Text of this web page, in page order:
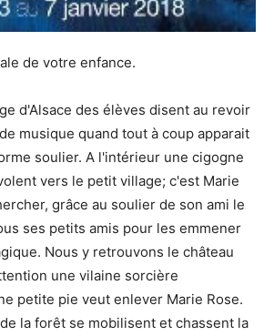
de votre enfance.
d'Alsace des élèves disent au revoir
musique quand tout à coup apparait
soulier. A l'intérieur une cigogne
vers le petit village; c'est Marie
grâce au soulier de son ami le
ses petits amis pour les emmener
Nous y retrouvons le château
une vilaine sorcière
petite pie veut enlever Marie Rose.
la forêt se mobilisent et chassent la